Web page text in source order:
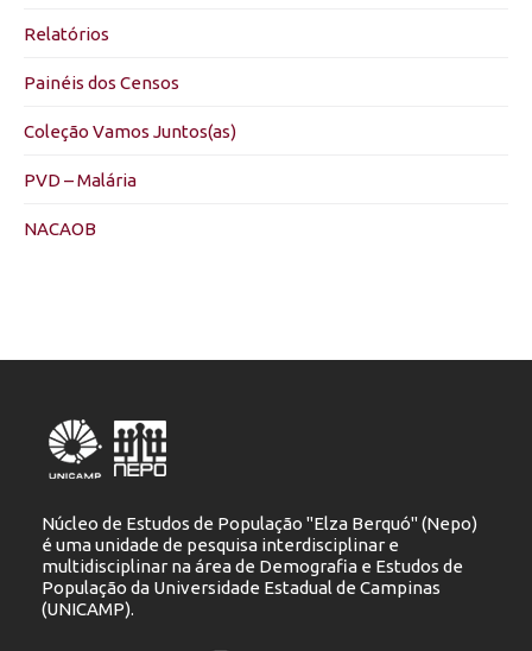
Relatórios
Painéis dos Censos
Coleção Vamos Juntos(as)
PVD – Malária
NACAOB
Núcleo de Estudos de População "Elza Berquó" (Nepo)
é uma unidade de pesquisa interdisciplinar e
multidisciplinar na área de Demografia e Estudos de
População da Universidade Estadual de Campinas
(UNICAMP).